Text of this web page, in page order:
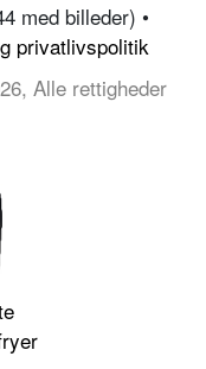
med billeder) •
privatlivspolitik
Alle rettigheder